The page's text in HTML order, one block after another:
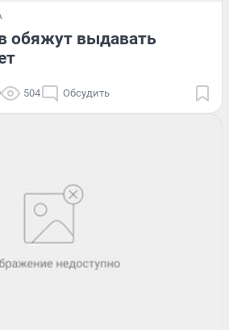
обяжут выдавать
504 Обсудить